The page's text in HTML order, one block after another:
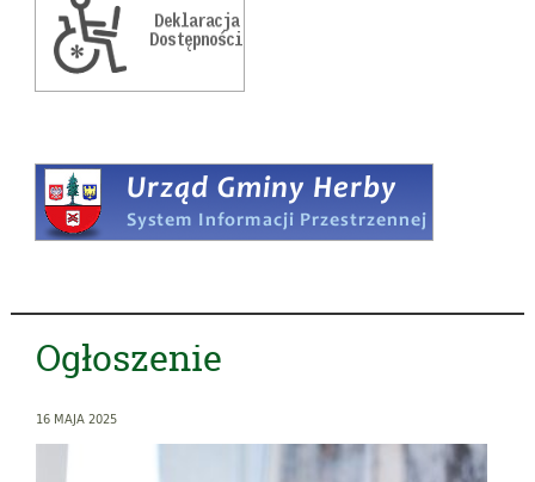
Ogłoszenie
16 MAJA 2025